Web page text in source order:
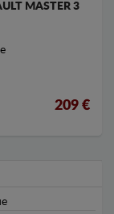
MASTER 3
209 €